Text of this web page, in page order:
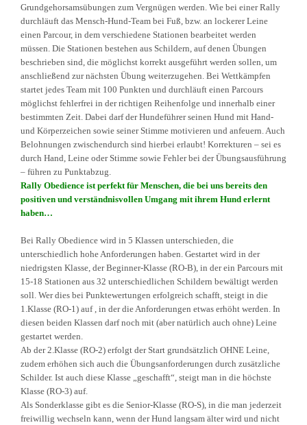
Grundgehorsamsübungen zum Vergnügen werden. Wie bei einer Rally
durchläuft das Mensch-Hund-Team bei Fuß, bzw. an lockerer Leine
einen Parcour, in dem verschiedene Stationen bearbeitet werden
müssen. Die Stationen bestehen aus Schildern, auf denen Übungen
beschrieben sind, die möglichst korrekt ausgeführt werden sollen, um
anschließend zur nächsten Übung weiterzugehen. Bei Wettkämpfen
startet jedes Team mit 100 Punkten und durchläuft einen Parcours
möglichst fehlerfrei in der richtigen Reihenfolge und innerhalb einer
bestimmten Zeit. Dabei darf der Hundeführer seinen Hund mit Hand-
und Körperzeichen sowie seiner Stimme motivieren und anfeuern. Auch
Belohnungen zwischendurch sind hierbei erlaubt! Korrekturen – sei es
durch Hand, Leine oder Stimme sowie Fehler bei der Übungsausführung
– führen zu Punktabzug.
Rally Obedience ist perfekt für Menschen, die bei uns bereits den
positiven und verständnisvollen Umgang mit ihrem Hund erlernt
haben…
Bei Rally Obedience wird in 5 Klassen unterschieden, die
unterschiedlich hohe Anforderungen haben. Gestartet wird in der
niedrigsten Klasse, der Beginner-Klasse (RO-B), in der ein Parcours mit
15-18 Stationen aus 32 unterschiedlichen Schildern bewältigt werden
soll. Wer dies bei Punktewertungen erfolgreich schafft, steigt in die
1.Klasse (RO-1) auf , in der die Anforderungen etwas erhöht werden. In
diesen beiden Klassen darf noch mit (aber natürlich auch ohne) Leine
gestartet werden.
Ab der 2.Klasse (RO-2) erfolgt der Start grundsätzlich OHNE Leine,
zudem erhöhen sich auch die Übungsanforderungen durch zusätzliche
Schilder. Ist auch diese Klasse „geschafft“, steigt man in die höchste
Klasse (RO-3) auf.
Als Sonderklasse gibt es die Senior-Klasse (RO-S), in die man jederzeit
freiwillig wechseln kann, wenn der Hund langsam älter wird und nicht